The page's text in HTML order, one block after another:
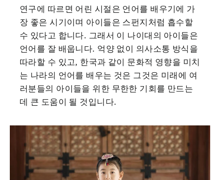
연구에 따르면 어린 시절은 언어를 배우기에 가
장 좋은 시기이며 아이들은 스펀지처럼 흡수할
수 있다고 합니다. 그래서 이 나이대의 아이들은
언어를 잘 배웁니다. 억양 없이 의사소통 방식을
따라할 수 있고, 한국과 같이 문화적 영향을 미치
는 나라의 언어를 배우는 것은 그것은 미래에 여
러분들의 아이들을 위한 무한한 기회를 만드는
데 큰 도움이 될 것입니다.